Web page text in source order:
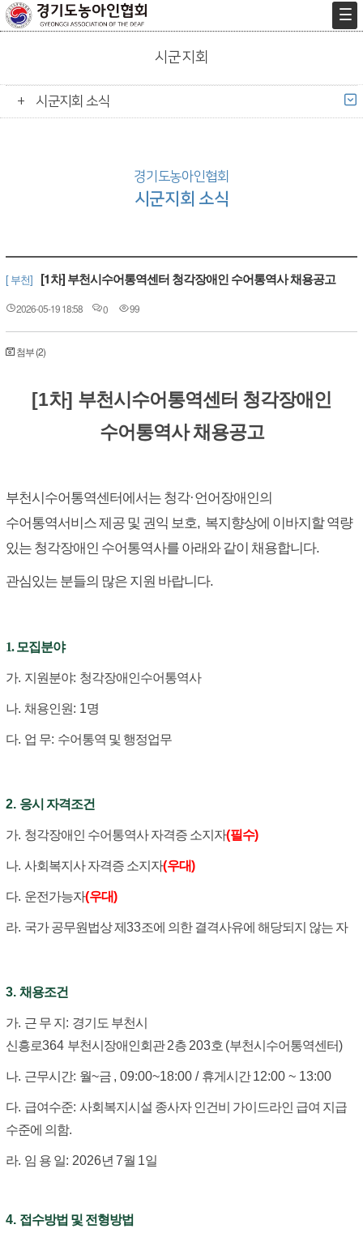
시군지회
시군지회 소식
경기도농아인협회
시군지회 소식
[ 부천] [1차] 부천시수어통역센터 청각장애인 수어통역사 채용공고
2026-05-19 18:58 0 99
첨부 (2)
[1차] 부천시수어통역센터 청각장애인
수어통역사 채용공고
부천시수어통역센터에서는 청각·언어장애인의
수어통역서비스 제공 및 권익 보호, 복지향상에 이바지할 역량
있는 청각장애인 수어통역사를 아래와 같이 채용합니다.
관심있는 분들의 많은 지원 바랍니다.
1. 모집분야
가. 지원분야: 청각장애인수어통역사
나. 채용인원: 1명
다. 업 무: 수어통역 및 행정업무
2. 응시 자격조건
가. 청각장애인 수어통역사 자격증 소지자(필수)
나. 사회복지사 자격증 소지자(우대)
다. 운전가능자(우대)
라. 국가 공무원법상 제 33조에 의한 결격사유에 해당되지 않는 자
3. 채용조건
가. 근 무 지 : 경기도 부천시
신흥로364 부천시장애인회관2층 203호 (부천시수어통역센터)
나. 근무시간: 월~금 , 09:00~18:00 / 휴게시간12:00 ~ 13:00
다. 급여수준: 사회복지시설 종사자 인건비 가이드라인 급여 지급
수준에 의함.
라. 임 용 일: 2026년 7월 1일
4. 접수방법 및 전형방법